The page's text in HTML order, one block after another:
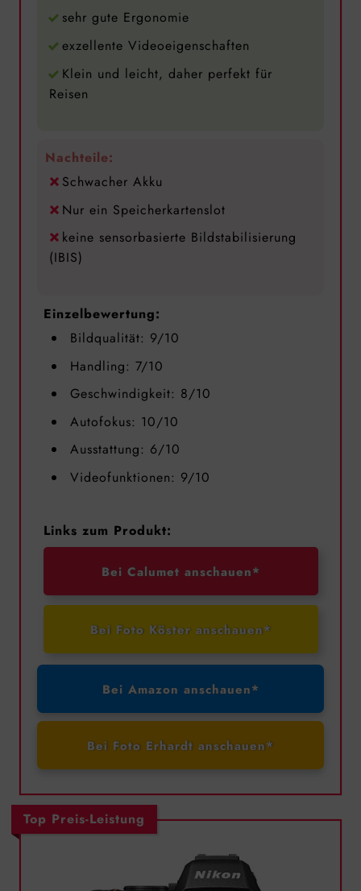
sehr gute Ergonomie
exzellente Videoeigenschaften
Klein und leicht, daher perfekt für
Reisen
Nachteile:
Schwacher Akku
Nur ein Speicherkartenslot
keine sensorbasierte Bildstabilisierung
(IBIS)
Einzelbewertung:
Bildqualität: 9/10
Handling: 7/10
Geschwindigkeit: 8/10
Autofokus: 10/10
Ausstattung: 6/10
Videofunktionen: 9/10
Links zum Produkt:
Bei Calumet anschauen*
Bei Foto Köster anschauen*
Bei Amazon anschauen*
Bei Foto Erhardt anschauen*
Top Preis-Leistung